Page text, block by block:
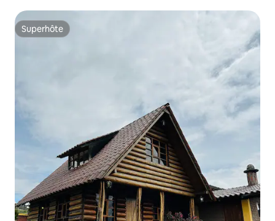
Superhôte
Superhôte